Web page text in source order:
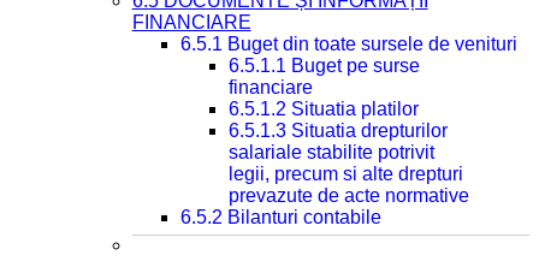
FINANCIARE
6.5.1 Buget din toate sursele de venituri
6.5.1.1 Buget pe surse
financiare
6.5.1.2 Situatia platilor
6.5.1.3 Situatia drepturilor
salariale stabilite potrivit
legii, precum si alte drepturi
prevazute de acte normative
6.5.2 Bilanturi contabile